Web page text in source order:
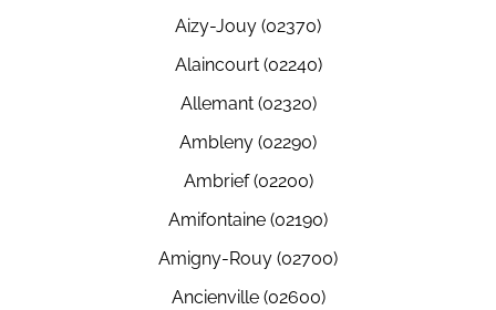
Aizy-Jouy (02370)
Alaincourt (02240)
Allemant (02320)
Ambleny (02290)
Ambrief (02200)
Amifontaine (02190)
Amigny-Rouy (02700)
Ancienville (02600)